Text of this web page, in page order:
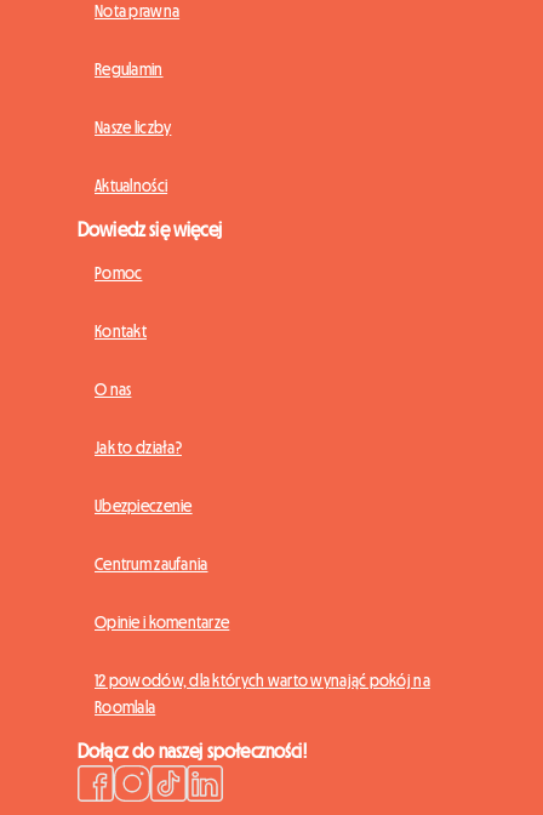
Nota prawna
Regulamin
Nasze liczby
Aktualności
Dowiedz się więcej
Pomoc
Kontakt
O nas
Jak to działa?
Ubezpieczenie
Centrum zaufania
Opinie i komentarze
12 powodów, dla których warto wynająć pokój na
Roomlala
Dołącz do naszej społeczności!